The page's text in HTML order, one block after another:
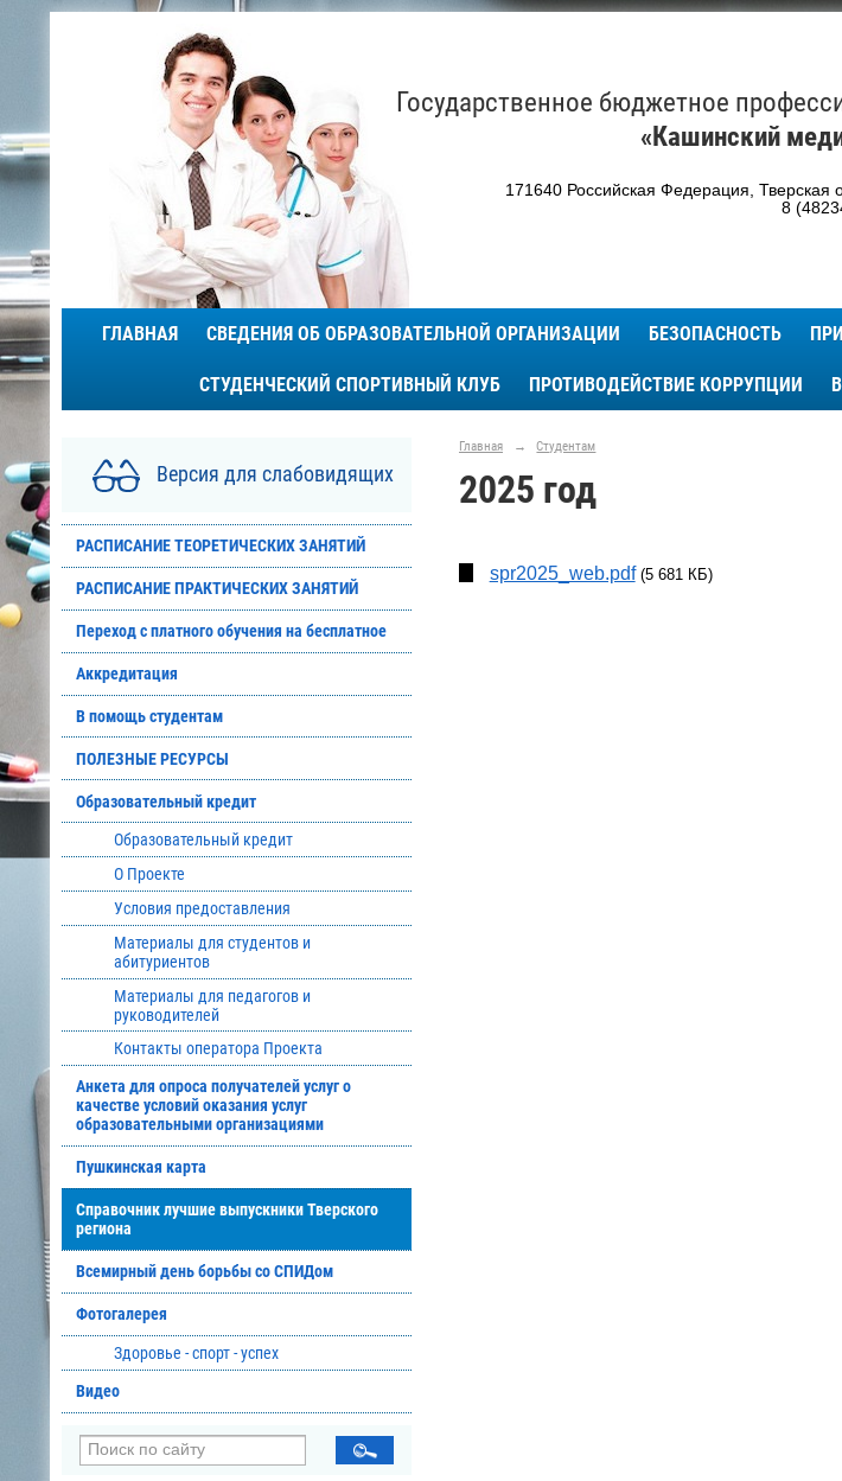
Государственное бюджетное
«Кашинский
171640 Российская Федерация, Тверская
8
ГЛАВНАЯ СВЕДЕНИЯ ОБ ОБРАЗОВАТЕЛЬНОЙ ОРГАНИЗАЦИИ БЕЗОПАСНОСТЬ
СТУДЕНЧЕСКИЙ СПОРТИВНЫЙ КЛУБ ПРОТИВОДЕЙСТВИЕ КОРРУПЦИИ
Версия для слабовидящих
РАСПИСАНИЕ ТЕОРЕТИЧЕСКИХ ЗАНЯТИЙ
РАСПИСАНИЕ ПРАКТИЧЕСКИХ ЗАНЯТИЙ
Переход с платного обучения на бесплатное
Аккредитация
В помощь студентам
ПОЛЕЗНЫЕ РЕСУРСЫ
Образовательный кредит
Образовательный кредит
О Проекте
Условия предоставления
Материалы для студентов и
абитуриентов
Материалы для педагогов и
руководителей
Контакты оператора Проекта
Анкета для опроса получателей услуг о
качестве условий оказания услуг
образовательными организациями
Пушкинская карта
Справочник лучшие выпускники Тверского
региона
Всемирный день борьбы со СПИДом
Фотогалерея
Здоровье - спорт - успех
Видео
Главная → Студентам
2025 год
spr2025_web.pdf (5 681 КБ)